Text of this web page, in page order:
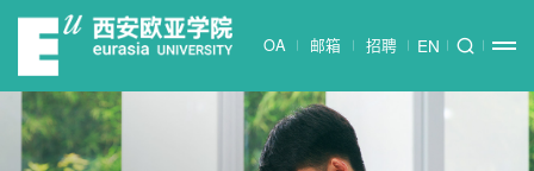
OA 邮箱 招聘 EN